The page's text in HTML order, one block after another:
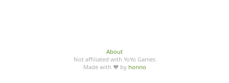
About
Not affiliated with YoYo Games
Made with ♥ by honno